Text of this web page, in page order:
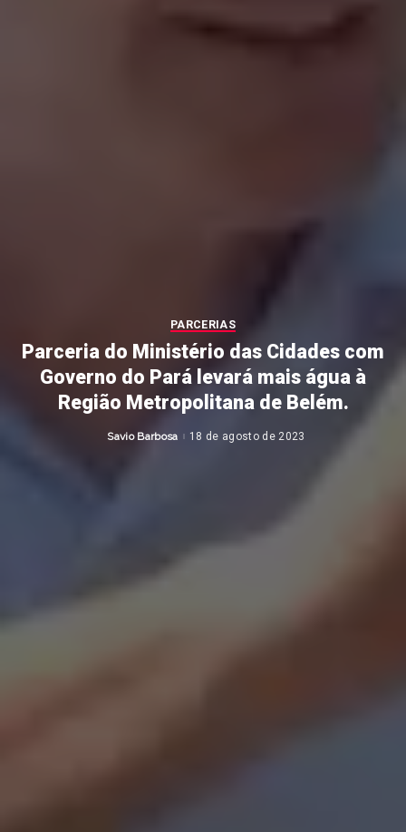
PARCERIAS
Parceria do Ministério das Cidades com
Governo do Pará levará mais água à
Região Metropolitana de Belém.
Posted
Savio Barbosa 18 de agosto de 2023